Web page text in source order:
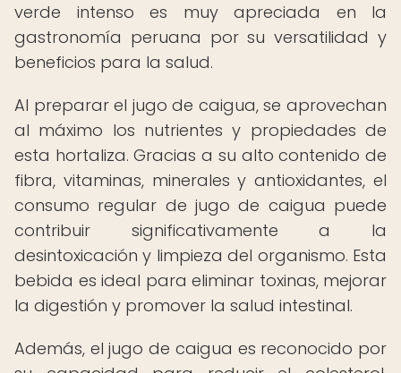
verde intenso es muy apreciada en la
gastronomía peruana por su versatilidad y
beneficios para la salud.
Al preparar el jugo de caigua, se aprovechan
al máximo los nutrientes y propiedades de
esta hortaliza. Gracias a su alto contenido de
fibra, vitaminas, minerales y antioxidantes, el
consumo regular de jugo de caigua puede
contribuir significativamente a la
desintoxicación y limpieza del organismo. Esta
bebida es ideal para eliminar toxinas, mejorar
la digestión y promover la salud intestinal.
Además, el jugo de caigua es reconocido por